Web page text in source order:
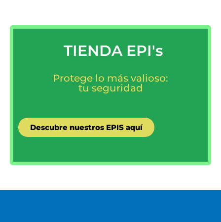
TIENDA EPI's
Protege lo más valioso:
tu seguridad
Descubre nuestros EPIS aquí